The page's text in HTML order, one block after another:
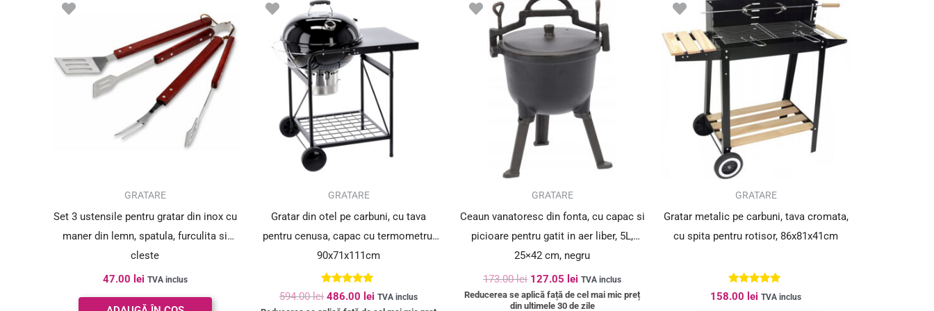
GRATARE
Set 3 ustensile pentru gratar din inox cu
maner din lemn, spatula, furculita si
cleste
47.00 lei TVA inclus
GRATARE
Gratar din otel pe carbuni, cu tava
pentru cenusa, capac cu termometru,
90x71x111cm
Evaluat la
5.00
594.00lei
inițial
a
fost:
594.00 lei.
486.00 lei
486.00 lei.
TVA inclus
GRATARE
Ceaun vanatoresc din fonta, cu capac si
picioare pentru gatit in aer liber, 5L,
25×42 cm, negru
173.00lei
inițial
fost:
173.00 lei.
127.05 lei
curent
este:
127.05 lei.
TVA inclus
Reducerea se aplică față de cel mai mic preț
din ultimele 30 de zile
GRATARE
Gratar metalic pe carbuni, tava cromata,
cu spita pentru rotisor, 86x81x41cm
Evaluat la
5.00
158.00 lei TVA inclus